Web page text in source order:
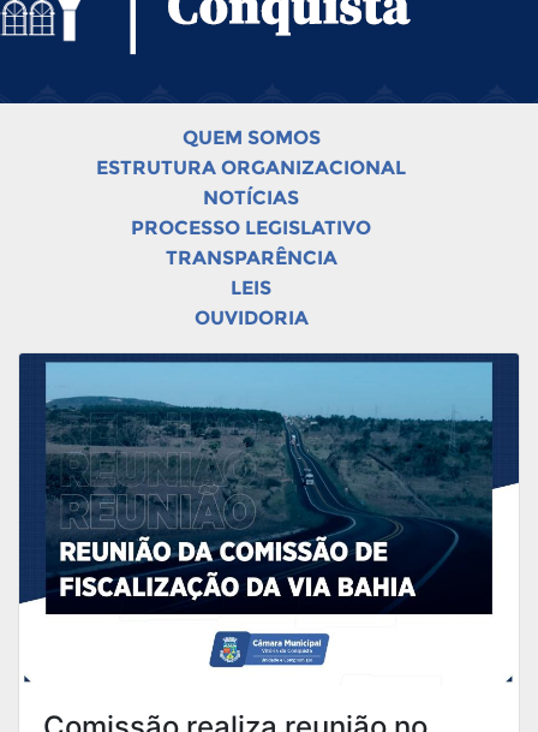
QUEM SOMOS
ESTRUTURA ORGANIZACIONAL
NOTÍCIAS
PROCESSO LEGISLATIVO
TRANSPARÊNCIA
LEIS
OUVIDORIA